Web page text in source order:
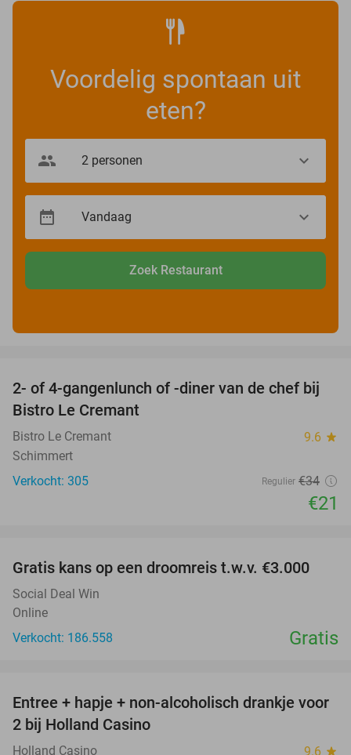
Voordelig spontaan uit
eten?
Zoek Restaurant
38%
2- of 4-gangenlunch of -diner van de chef bij
Bistro Le Cremant
Bistro Le Cremant 9.6 star
Schimmert
Verkocht: 305
Regulier €34
€21
Gratis kans op een droomreis t.w.v. €3.000
Social Deal Win
Online
Verkocht: 186.558
Gratis
52%
Entree + hapje + non-alcoholisch drankje voor
2 bij Holland Casino
Holland Casino 9.6 star